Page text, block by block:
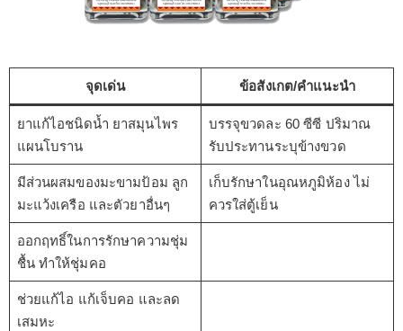
จุดเด่น ข้อสังเกต/คำแนะนำ
ยาแก้ไอชนิดน้ำ ยาสมุนไพร
แผนโบราน
บรรจุขวดละ 60 ซีซี ปริมาณ
รับประทานระบุข้างขวด
มีส่วนผสมของมะขามป้อม ลูก
มะแว้งเครือ และตัวยาอื่นๆ
เก็บรักษาในอุณหภูมิห้อง ไม่
ควรใส่ตู้เย็น
ออกฤทธิ์ในการรักษาความชุ่ม
ชื้น ทำให้ชุ่มคอ
ช่วยแก้ไอ แก้เจ็บคอ และลด
เสมหะ